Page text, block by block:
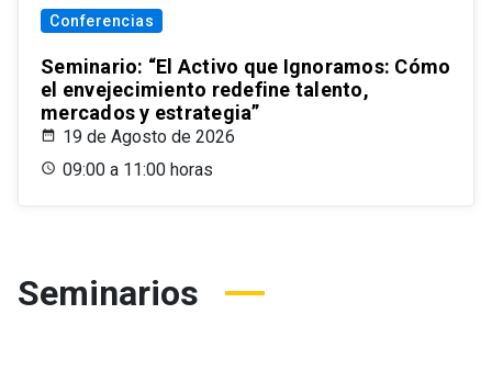
Conferencias
Seminario: “El Activo que Ignoramos: Cómo
el envejecimiento redefine talento,
mercados y estrategia”
19 de Agosto de 2026
09:00 a 11:00 horas
Seminarios